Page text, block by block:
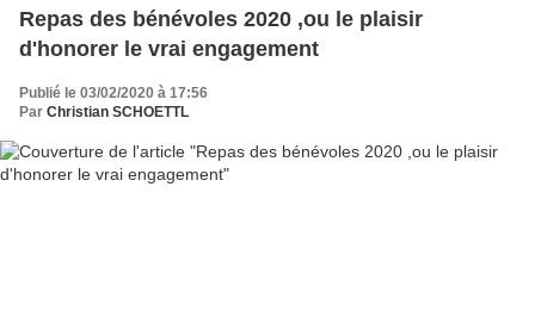
Repas des bénévoles 2020 ,ou le plaisir
d'honorer le vrai engagement
Publié le 03/02/2020 à 17:56
Par Christian SCHOETTL